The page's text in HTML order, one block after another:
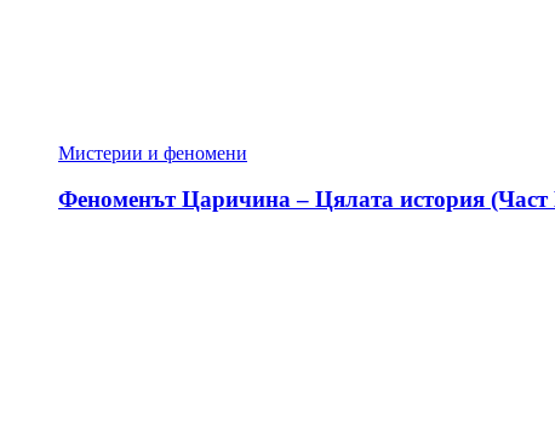
Мистерии и феномени
Феноменът Царичина – Цялата история (Част